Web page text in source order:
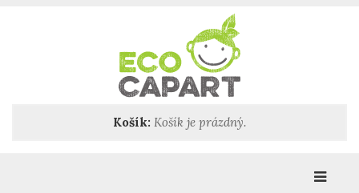
Košík: Košík je prázdný.